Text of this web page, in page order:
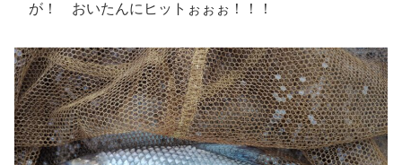
が！ おいたんにヒットぉぉぉ！！！